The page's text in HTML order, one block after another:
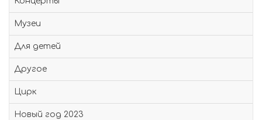
Музеи
Для детей
Другое
Цирк
Новый год 2023